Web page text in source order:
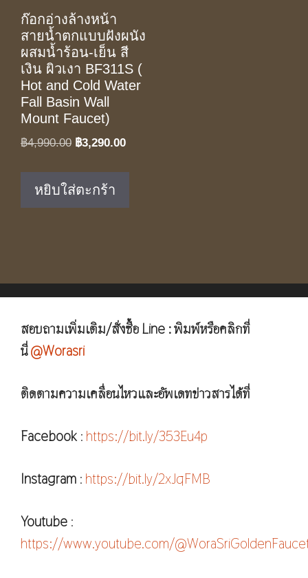
ก๊อกอ่างล้างหน้า
สายน้ำตกแบบฝังผนัง
ผสมน้ำร้อน-เย็น สี
เงิน ผิวเงา BF311S (
Hot and Cold Water
Fall Basin Wall
Mount Faucet)
฿4,990.00 Original
฿4,990.00.
฿3,290.00Current
หยิบใส่ตะกร้า
สอบถามเพิ่มเติม/สั่งซื้อ Line : พิมพ์หรือคลิกที่
นี่@Worasri
ติดตามความเคลื่อนไหวและอัพเดทข่าวสารได้ที่
Facebook : https://bit.ly/353Eu4p
Instagram : https://bit.ly/2xJqFMB
Youtube :
https://www.youtube.com/